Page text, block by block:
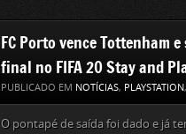
FC Porto vence Tottenham
final no FIFA 20 Stay and
PUBLICADO EM NOTÍCIAS, PLAYSTATION,
O pontapé de saída foi dado e já